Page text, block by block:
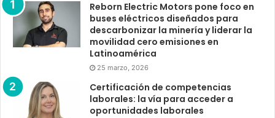
Reborn Electric Motors pone foco en
buses eléctricos diseñados para
descarbonizar la minería y liderar la
movilidad cero emisiones en
Latinoamérica
25 marzo, 2026
Certificación de competencias
laborales: la vía para acceder a
oportunidades laborales